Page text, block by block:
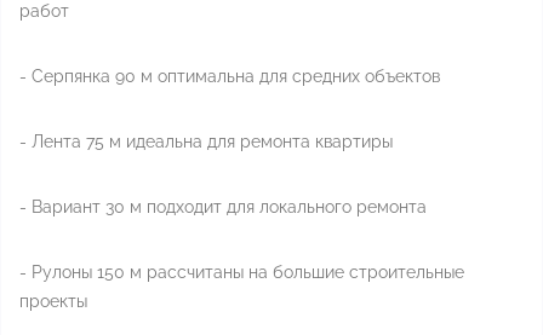
работ
- Серпянка 90 м оптимальна для средних объектов
- Лента 75 м идеальна для ремонта квартиры
- Вариант 30 м подходит для локального ремонта
- Рулоны 150 м рассчитаны на большие строительные
проекты